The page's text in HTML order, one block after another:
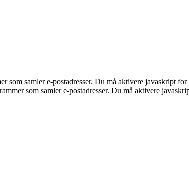
som samler e-postadresser. Du må aktivere javaskript for
som samler e-postadresser. Du må aktivere